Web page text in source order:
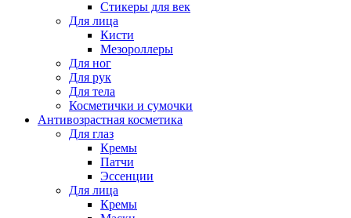
Стикеры для век
Для лица
Кисти
Мезороллеры
Для ног
Для рук
Для тела
Косметички и сумочки
Антивозрастная косметика
Для глаз
Кремы
Патчи
Эссенции
Для лица
Кремы